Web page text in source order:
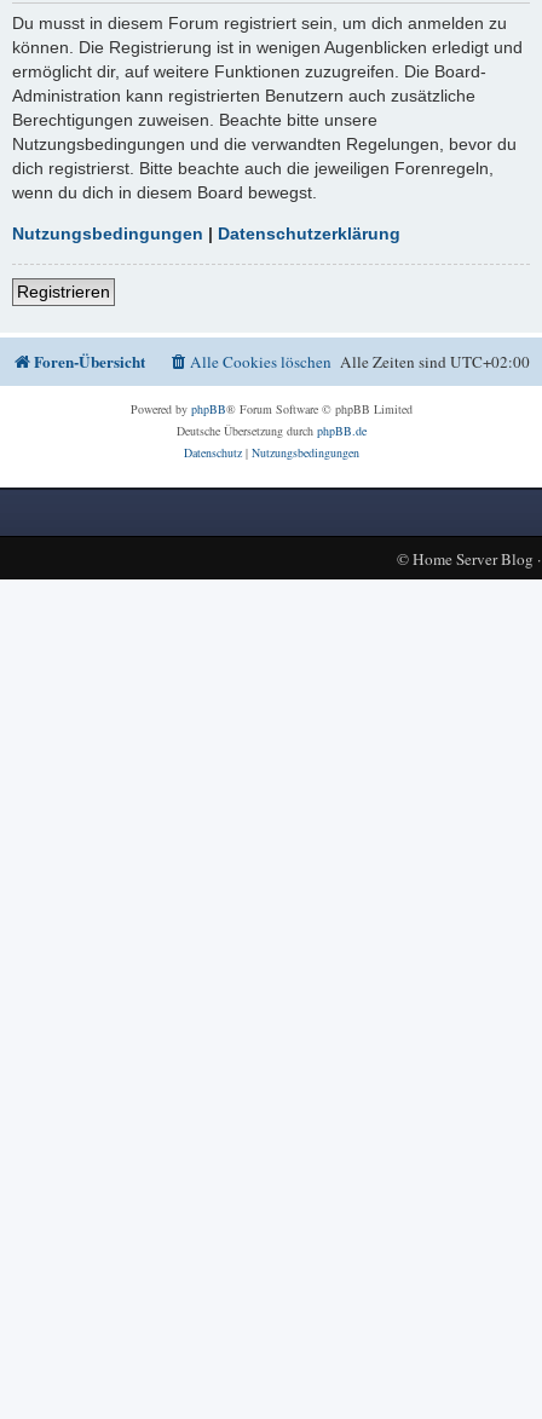
Du musst in diesem Forum registriert sein, um dich anmelden zu
können. Die Registrierung ist in wenigen Augenblicken erledigt und
ermöglicht dir, auf weitere Funktionen zuzugreifen. Die Board-
Administration kann registrierten Benutzern auch zusätzliche
Berechtigungen zuweisen. Beachte bitte unsere
Nutzungsbedingungen und die verwandten Regelungen, bevor du
dich registrierst. Bitte beachte auch die jeweiligen Forenregeln,
wenn du dich in diesem Board bewegst.
Nutzungsbedingungen | Datenschutzerklärung
Registrieren
Foren-Übersicht Alle Zeiten sindUTC+02:00
Alle Cookies löschen
Powered by phpBB® Forum Software © phpBB Limited
Deutsche Übersetzung durch phpBB.de
Datenschutz| Nutzungsbedingungen
©Home Server Blog